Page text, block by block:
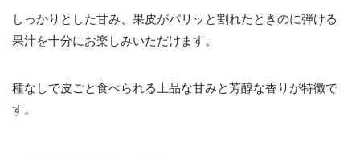
しっかりとした甘み、果皮がパリッと割れたときのに弾ける
果汁を十分にお楽しみいただけます。
種なしで皮ごと食べられる上品な甘みと芳醇な香りが特徴で
す。